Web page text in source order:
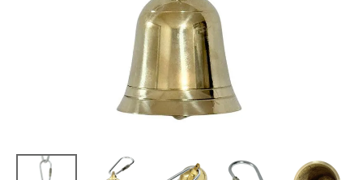
（セン
屋外防犯・監視カメ
（SDカード録画）
ICT・IoT機器 （捕獲通
金網柵
（ワイヤーメッシ
防獣・防鳥ネット
くくり罠
シカ等）
苗木食害防止材
忌避用品